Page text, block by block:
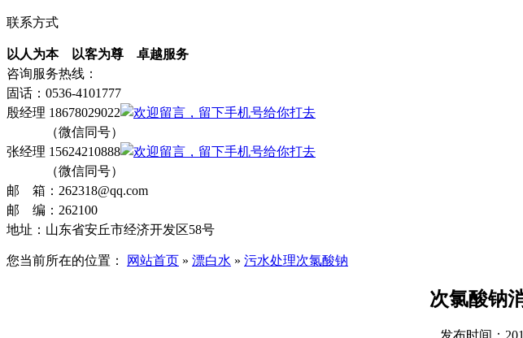
联系方式
以人为本 以客为尊 卓越服务
咨询服务热线：
固话：0536-4101777
殷经理 18678029022
（微信同号）
张经理 15624210888
（微信同号）
邮 箱：262318@qq.com
邮 编：262100
地址：山东省安丘市经济开发区58号
您当前所在的位置： 网站首页 » 漂白水 » 污水处理次氯酸钠
次氯酸钠